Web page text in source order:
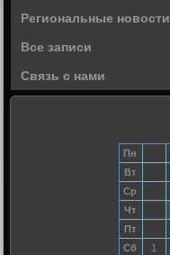
Региональные новости
Все записи
Связь с нами
Пн
Вт
Ср
Чт
Пт
Сб
1